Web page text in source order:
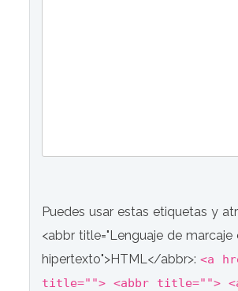
Puedes usar estas etiquetas y
<abbr title="Lenguaje de marcaje
hipertexto">HTML</abbr>:<a
title=""> <abbr title="">